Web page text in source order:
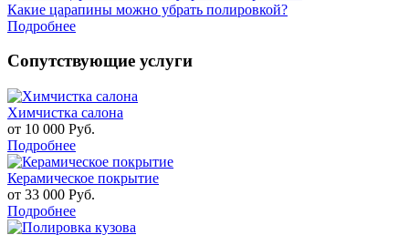
Какие царапины можно убрать полировкой?
Подробнее
Сопутствующие услуги
Химчистка салона
от 10 000 Руб.
Подробнее
Керамическое покрытие
от 33 000 Руб.
Подробнее